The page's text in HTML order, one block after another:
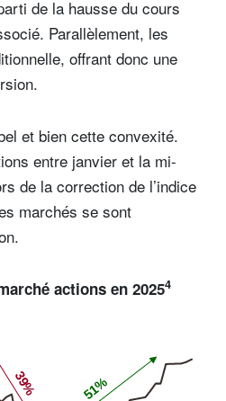
de la hausse du cours
Parallèlement, les
offrant donc une
et bien cette convexité.
entre janvier et la mi-
de la correction de l’indice
marchés se sont
actions en 20254